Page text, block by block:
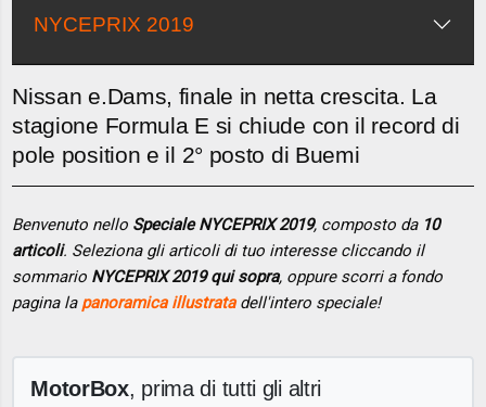
NYCEPRIX 2019
Nissan e.Dams, finale in netta crescita. La
stagione Formula E si chiude con il record di
pole position e il 2° posto di Buemi
Benvenuto nello Speciale NYCEPRIX 2019, composto da 10
articoli. Seleziona gli articoli di tuo interesse cliccando il
sommario NYCEPRIX 2019 qui sopra, oppure scorri a fondo
pagina la panoramica illustratadell'intero speciale!
MotorBox, prima di tutti gli altri